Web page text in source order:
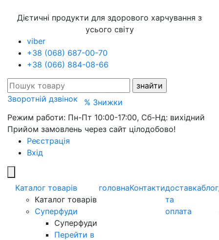
Дієтичні продукти для здорового харчування з
усього світу
viber
+38 (068) 687-00-70
+38 (066) 884-08-66
Зворотній дзвінок
% Знижки
Режим работи: Пн-Пт 10:00-17:00, Сб-Нд: вихідний
Прийом замовлень через сайт цілодобово!
Реєстрація
Вхід
Каталог товарів
Каталог товарів
Суперфуди
Суперфуди
Перейти в
головнаКонтактидоставка
та
оплата
блог